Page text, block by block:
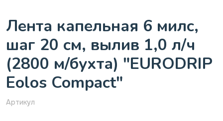
Лента капельная 6 милс,
шаг 20 см, вылив 1,0 л/ч
(2800 м/бухта) "EURODRIP
Eolos Compact"
Артикул